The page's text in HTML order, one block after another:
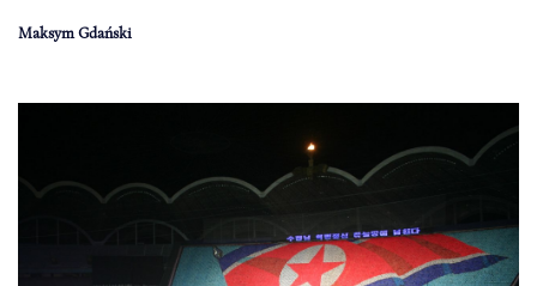
Maksym Gdański